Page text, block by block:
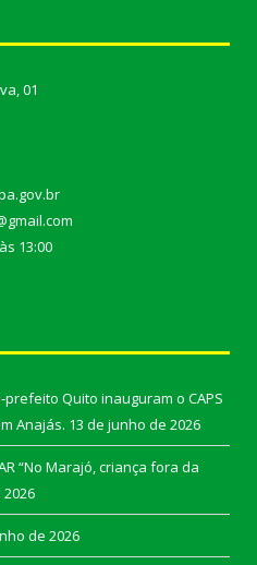
01
13:00
Quito inauguram o CAPS
Anajás. 13 de junho de 2026
“No Marajó, criança fora da
de 2026